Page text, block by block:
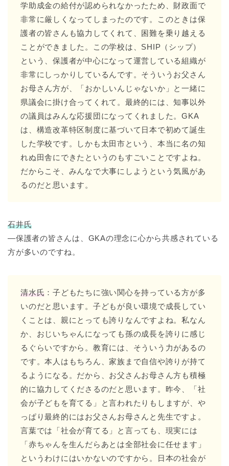
学助成金の給付が認められなかったため、財政面で
非常に厳しくなってしまったのです。このときは保
護者の皆さんも協力してくれて、困難を乗り越える
ことができました。この学校は、SHIP（シップ）
という、保護者が中心になって運営している組織が
非常にしっかりしているんです。そういうお父さん
お母さん方が、「おかしいんじゃないか」と一緒に
県議会に掛け合ってくれて。最終的には、知事以外
の議員はみんな応援団になってくれました。GKA
は、構造改革特区制度に基づいて日本で初めて誕生
した学校です。しかも太田市という、本当に名の知
れぬ田舎にできたというのもすごいことですよね。
だからこそ、みんなで大事にしようという気風があ
るのだと思います。
石井氏
―保護者の皆さんは、GKAの理念に心から共感されている
方が多いのですね。
清水氏 ：子どもたちに強い関心を持っている方が多
いのだと思います。子どもが良い環境で成長してい
くことは、親にとっても誇りなんですよね。私なん
か、おじいちゃんになっても孫の成長を誇りに感じ
るぐらいですから。教育には、そういう力があるの
です。本人はもちろん、家族まで自信や誇りが持て
るようになる。だから、お父さんお母さん方も積極
的に協力してくださるのだと思います。昨今、「社
会が子どもを育てる」と言われたりもしますが、や
っぱり最終的にはお父さんお母さんと先生ですよ。
言葉では「社会が育てる」と言っても、現実には
「赤ちゃんを生んだらあとは全部社会に任せます」
というわけにはいかないのですから。日本の社会が